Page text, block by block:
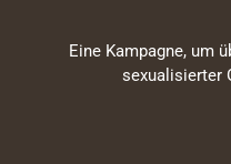
Eine Kampagne, um
sexualisierter